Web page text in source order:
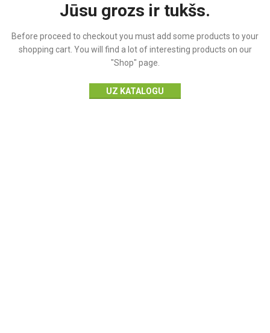
Jūsu grozs ir tukšs.
Before proceed to checkout you must add some products to your
shopping cart. You will find a lot of interesting products on our
"Shop" page.
UZ KATALOGU